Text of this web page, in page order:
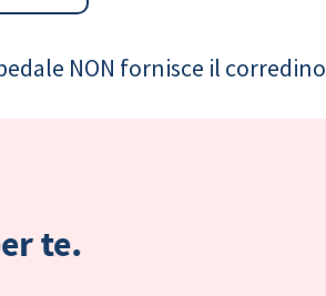
NON fornisce il corredino
te.